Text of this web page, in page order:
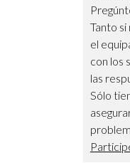
Tanto
el
con los
las
Sólo